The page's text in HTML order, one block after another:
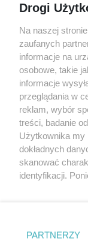
targi
Więcej
Praca
Drogi
Na naszej
zaufanych
informacje na
osobowe, takie
informacje
przeglądania w
reklam, wybór
treści, badanie
Użytkownika my
dokładnych
skanować
identyfikacji.
prywatności
. Niektóre
PARTNERZY